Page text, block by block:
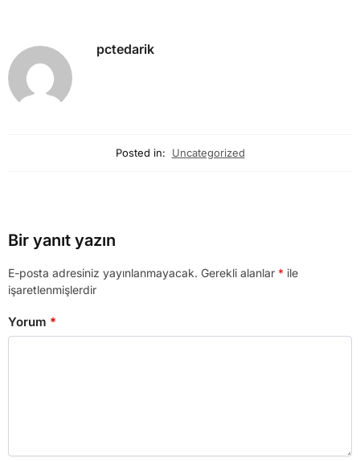
pctedarik
Posted in: Uncategorized
Bir yanıt yazın
E-posta adresiniz yayınlanmayacak. Gerekli alanlar * ile
işaretlenmişlerdir
Yorum *